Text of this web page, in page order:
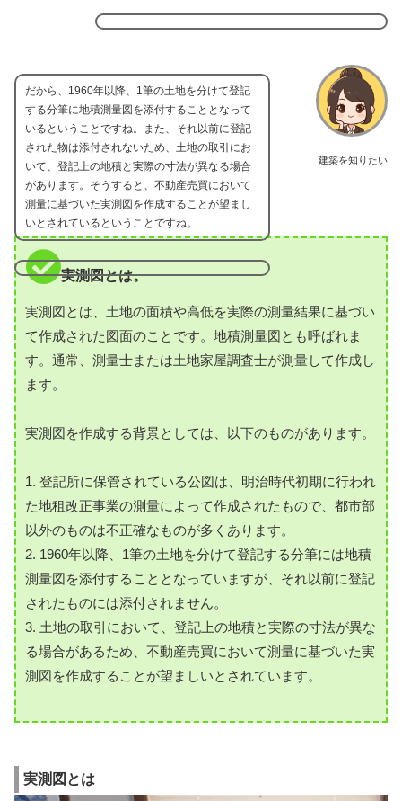
建築を知りたい
だから、1960年以降、1筆の土地を分けて登記
する分筆に地積測量図を添付することとなって
いるということですね。また、それ以前に登記
された物は添付されないため、土地の取引にお
いて、登記上の地積と実際の寸法が異なる場合
があります。そうすると、不動産売買において
測量に基づいた実測図を作成することが望まし
いとされているということですね。
実測図とは。
実測図とは、土地の面積や高低を実際の測量結果に基づい
て作成された図面のことです。地積測量図とも呼ばれま
す。通常、測量士または土地家屋調査士が測量して作成し
ます。
実測図を作成する背景としては、以下のものがあります。
1. 登記所に保管されている公図は、明治時代初期に行われ
た地租改正事業の測量によって作成されたもので、都市部
以外のものは不正確なものが多くあります。
2. 1960年以降、1筆の土地を分けて登記する分筆には地積
測量図を添付することとなっていますが、それ以前に登記
されたものには添付されません。
3. 土地の取引において、登記上の地積と実際の寸法が異な
る場合があるため、不動産売買において測量に基づいた実
測図を作成することが望ましいとされています。
実測図とは